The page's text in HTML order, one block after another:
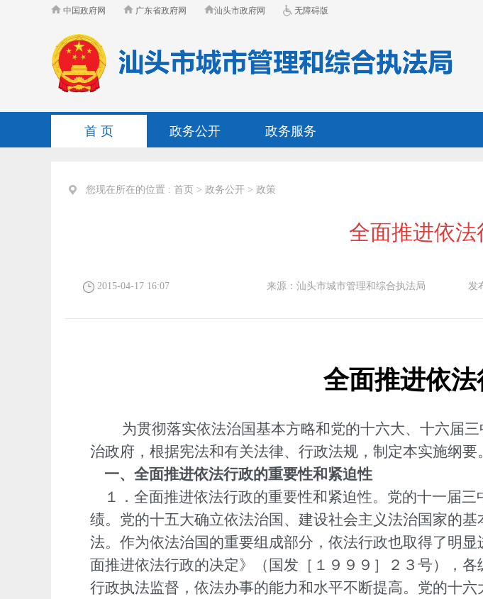
中国政府网 广东省政府网 汕头市政府网 无障碍版
首 页 政务公开 政务服务
您现在所在的位置 : 首页 > 政务公开 > 政策
全面推进依
2015-04-17 16:07 来源：汕头市城市管理和综合执法局 发
全面推进依
为贯彻落实依法治国基本方略和党的十六大、十六届
治政府，根据宪法和有关法律、行政法规，制定本实施纲要。
一、全面推进依法行政的重要性和紧迫性
１．全面推进依法行政的重要性和紧迫性。党的十一届
绩。党的十五大确立依法治国、建设社会主义法治国家的
法。作为依法治国的重要组成部分，依法行政也取得了明
面推进依法行政的决定》（国发［１９９９］２３号），
行政执法监督，依法办事的能力和水平不断提高。党的十